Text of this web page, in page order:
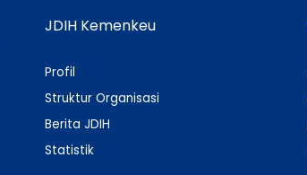
JDIH Kemenkeu
Profil
Struktur Organisasi
Berita JDIH
Statistik